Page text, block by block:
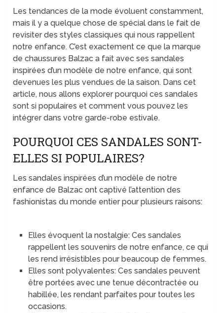
Les tendances de la mode évoluent constamment,
mais il y a quelque chose de spécial dans le fait de
revisiter des styles classiques qui nous rappellent
notre enfance. C’est exactement ce que la marque
de chaussures Balzac a fait avec ses sandales
inspirées d’un modèle de notre enfance, qui sont
devenues les plus vendues de la saison. Dans cet
article, nous allons explorer pourquoi ces sandales
sont si populaires et comment vous pouvez les
intégrer dans votre garde-robe estivale.
POURQUOI CES SANDALES SONT-
ELLES SI POPULAIRES?
Les sandales inspirées d’un modèle de notre
enfance de Balzac ont captivé l’attention des
fashionistas du monde entier pour plusieurs raisons:
Elles évoquent la nostalgie: Ces sandales
rappellent les souvenirs de notre enfance, ce qui
les rend irrésistibles pour beaucoup de femmes.
Elles sont polyvalentes: Ces sandales peuvent
être portées avec une tenue décontractée ou
habillée, les rendant parfaites pour toutes les
occasions.